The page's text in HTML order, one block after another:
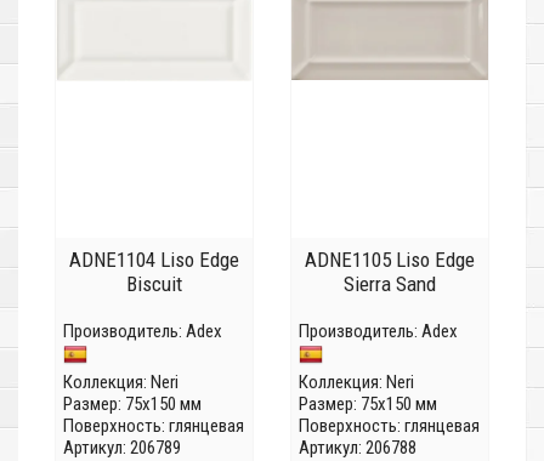
ADNE1104 Liso Edge
Biscuit
Производитель: Adex
Коллекция: Neri
Размер: 75x150 мм
Поверхность: глянцевая
Артикул: 206789
ADNE1105 Liso Edge
Sierra Sand
Производитель: Adex
Коллекция: Neri
Размер: 75x150 мм
Поверхность: глянцевая
Артикул: 206788